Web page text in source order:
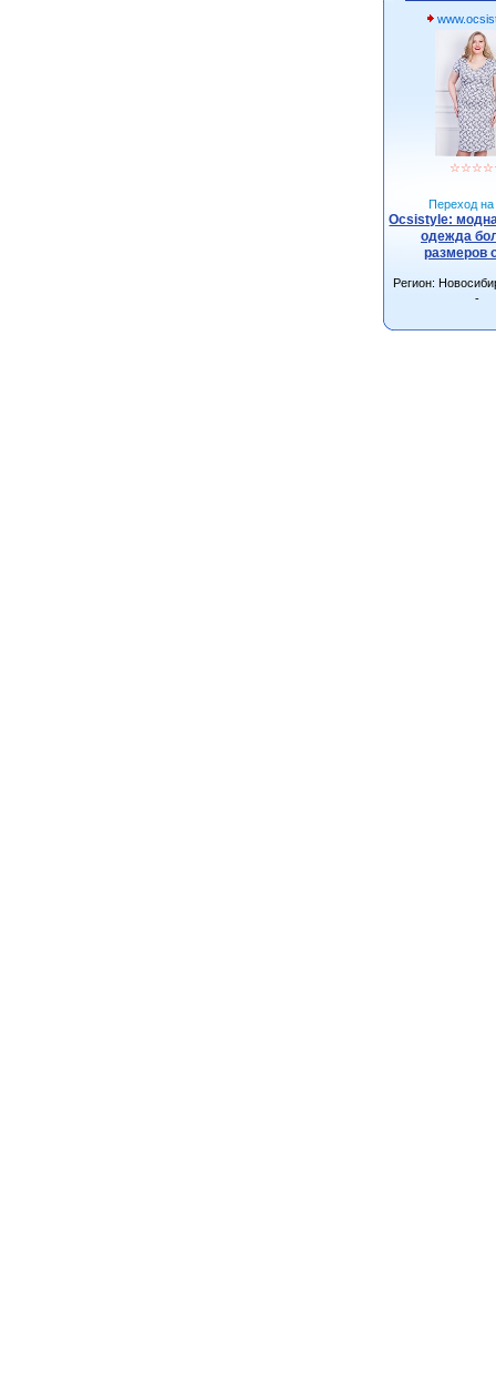
☆☆☆☆
Переход на
Ocsistyle:
одежда
размеров
Регион:
-